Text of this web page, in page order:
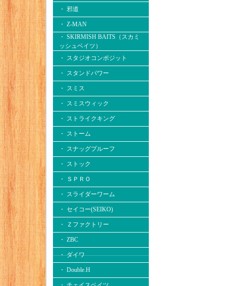
・ 邪道
・ Z-MAN
・ SKIRMISH BAITS（スカミ
ッシュベイツ）
・ スタジオコンポジット
・ スタンドパワー
・ スミス
・ スミスウィック
・ ストライクキング
・ ストーム
・ スナッグプルーフ
・ ストック
・ ＳＰＲＯ
・ スライダーワーム
・ セイコー(SEIKO)
・ Ｚファクトリー
・ ZBC
・ ダイワ
・ Double.H